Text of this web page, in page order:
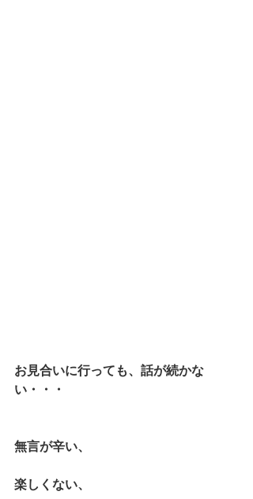
お見合いに行っても、話が続かな
い・・・
無言が辛い、
楽しくない、